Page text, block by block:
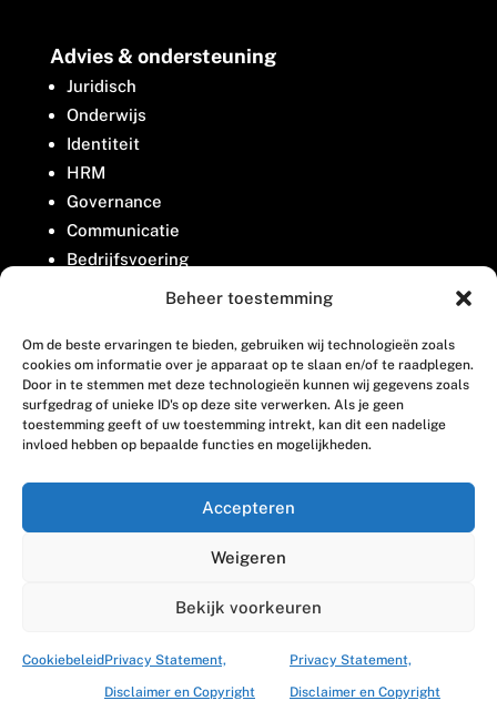
Beheer toestemming
Om de beste ervaringen te bieden, gebruiken wij technologieën zoals
cookies om informatie over je apparaat op te slaan en/of te raadplegen.
Door in te stemmen met deze technologieën kunnen wij gegevens zoals
surfgedrag of unieke ID's op deze site verwerken. Als je geen
toestemming geeft of uw toestemming intrekt, kan dit een nadelige
invloed hebben op bepaalde functies en mogelijkheden.
Accepteren
Weigeren
Bekijk voorkeuren
CookiebeleidPrivacy Statement,
Disclaimer en Copyright
Privacy Statement,
Disclaimer en Copyright
Advies & ondersteuning
Juridisch
Onderwijs
Identiteit
HRM
Governance
Communicatie
Bedrijfsvoering
Belangenbehartiging
Contact
Houttuinlaan 8
3447 GM Woerden